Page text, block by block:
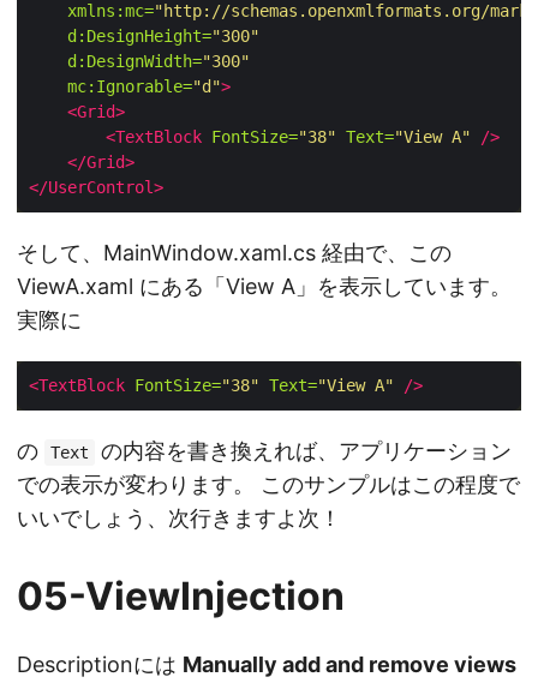
xmlns:mc="http://schemas.openxmlformats.org/
d:DesignHeight="300"
d:DesignWidth="300"
mc:Ignorable="d">
<Grid>
<TextBlock FontSize="38" Text="View A"
/>
</Grid>
</UserControl>
そして、MainWindow.xaml.cs 経由で、この
ViewA.xaml にある「View A」を表示しています。
実際に
<TextBlock FontSize="38" Text="View A" />
の Text
の内容を書き換えれば、アプリケーション
での表示が変わります。 このサンプルはこの程度で
いいでしょう、次行きますよ次！
05-ViewInjection
Descriptionには Manually add and remove views